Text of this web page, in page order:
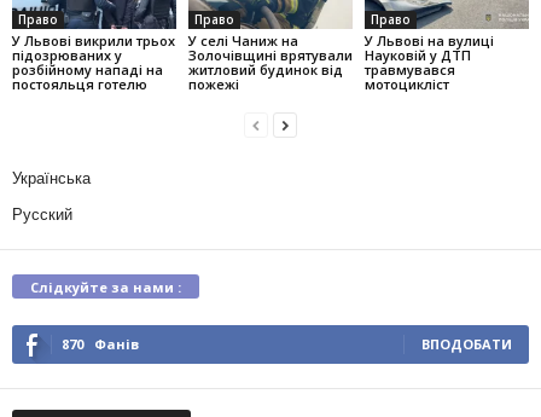
Право
У Львові викрили трьох
підозрюваних у
розбійному нападі на
постояльця готелю
Право
У селі Чаниж на
Золочівщині врятували
житловий будинок від
пожежі
Право
У Львові на вулиці
Науковій у ДТП
травмувався
мотоцикліст
Українська
Русский
Слідкуйте за нами :
870 Фанів ВПОДОБАТИ